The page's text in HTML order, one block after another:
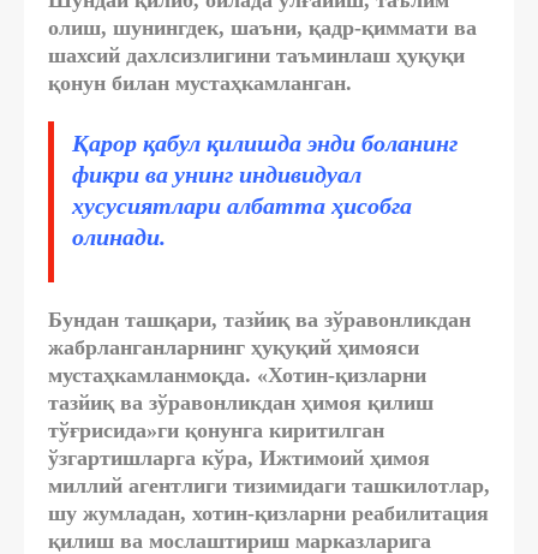
олиш, шунингдек, шаъни, қадр-қиммати ва
шахсий дахлсизлигини таъминлаш ҳуқуқи
қонун билан мустаҳкамланган.
Қарор қабул қилишда энди боланинг
фикри ва унинг индивидуал
хусусиятлари албатта ҳисобга
олинади.
Бундан ташқари, тазйиқ ва зўравонликдан
жабрланганларнинг ҳуқуқий ҳимояси
мустаҳкамланмоқда. «Хотин-қизларни
тазйиқ ва зўравонликдан ҳимоя қилиш
тўғрисида»ги қонунга киритилган
ўзгартишларга кўра, Ижтимоий ҳимоя
миллий агентлиги тизимидаги ташкилотлар,
шу жумладан, хотин-қизларни реабилитация
қилиш ва мослаштириш марказларига